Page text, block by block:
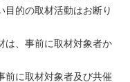
目的の取材活動はお断り
は、事前に取材対象者か
前に取材対象者及び共催